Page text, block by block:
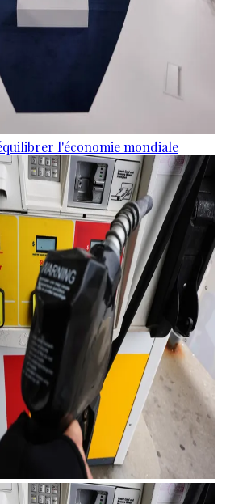
l'économie mondiale